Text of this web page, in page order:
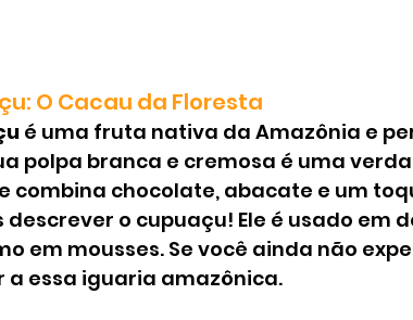
O Cacau da Floresta
é uma fruta nativa da Amazônia e
polpa branca e cremosa é uma
combina chocolate, abacate e um
descrever o cupuaçu! Ele é usado em
em mousses. Se você ainda não
a essa iguaria amazônica.